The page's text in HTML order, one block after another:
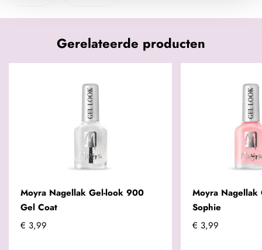
Gerelateerde producten
Moyra Nagellak Gel-look 900
Gel Coat
€ 3,99
Moyra Nagellak
Sophie
€ 3,99